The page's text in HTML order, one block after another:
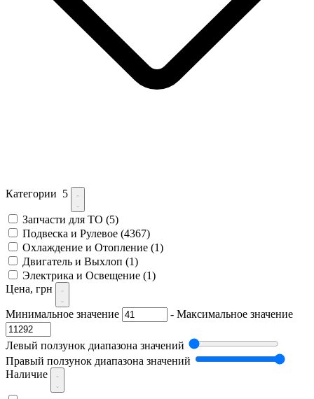
Категории 5
Запчасти для ТО (5)
Подвеска и Рулевое (4367)
Охлаждение и Отопление (1)
Двигатель и Выхлоп (1)
Электрика и Освещение (1)
Цена, грн
Минимальное значение - Максимальное значение
Левый ползунок диапазона значений
Правый ползунок диапазона значений
Наличие